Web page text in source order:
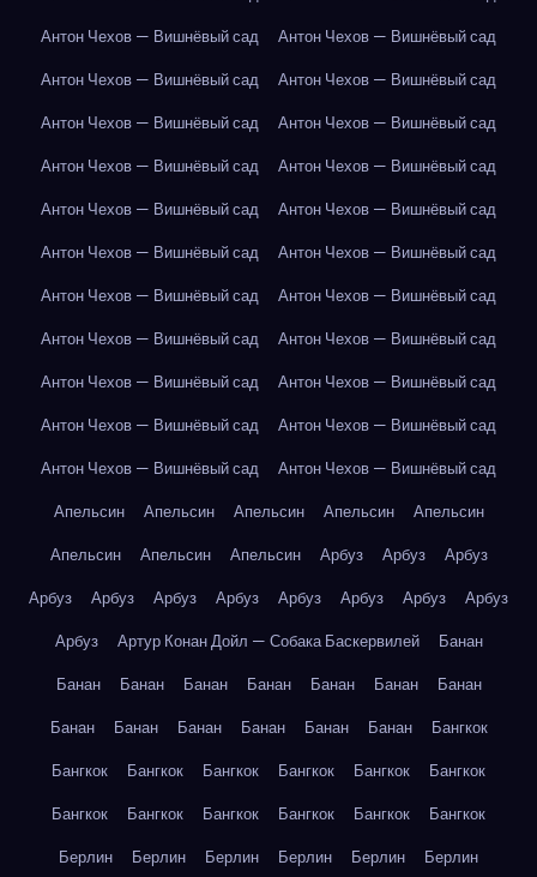
Антон Чехов — Вишнёвый сад
Антон Чехов — Вишнёвый сад
Антон Чехов — Вишнёвый сад
Антон Чехов — Вишнёвый сад
Антон Чехов — Вишнёвый сад
Антон Чехов — Вишнёвый сад
Антон Чехов — Вишнёвый сад
Антон Чехов — Вишнёвый сад
Антон Чехов — Вишнёвый сад
Антон Чехов — Вишнёвый сад
Антон Чехов — Вишнёвый сад
Антон Чехов — Вишнёвый сад
Антон Чехов — Вишнёвый сад
Антон Чехов — Вишнёвый сад
Антон Чехов — Вишнёвый сад
Антон Чехов — Вишнёвый сад
Антон Чехов — Вишнёвый сад
Антон Чехов — Вишнёвый сад
Антон Чехов — Вишнёвый сад
Антон Чехов — Вишнёвый сад
Антон Чехов — Вишнёвый сад
Антон Чехов — Вишнёвый сад
Апельсин
Апельсин Апельсин Апельсин
Апельсин
Апельсин
Апельсин Апельсин Арбуз Арбуз
Арбуз
Арбуз
Арбуз Арбуз Арбуз Арбуз Арбуз Арбуз
Арбуз
Арбуз
Артур Конан Дойл — Собака Баскервилей
Банан
Банан
Банан Банан Банан Банан Банан
Банан
Банан
Банан Банан Банан Банан Банан
Бангкок
Бангкок
Бангкок Бангкок Бангкок Бангкок
Бангкок
Бангкок
Бангкок Бангкок Бангкок Бангкок
Бангкок
Берлин
Берлин Берлин Берлин Берлин Берлин